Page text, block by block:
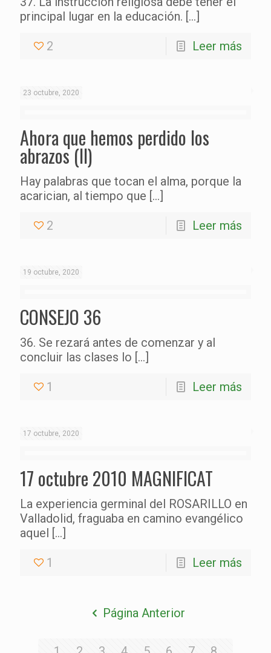
principal lugar en la educación. […]
2 Leer más
23 octubre, 2020
Ahora que hemos perdido los
abrazos (II)
Hay palabras que tocan el alma, porque la
acarician, al tiempo que […]
2 Leer más
19 octubre, 2020
CONSEJO 36
36. Se rezará antes de comenzar y al
concluir las clases lo […]
1 Leer más
17 octubre, 2020
17 octubre 2010 MAGNIFICAT
La experiencia germinal del ROSARILLO en
Valladolid, fraguaba en camino evangélico
aquel […]
1 Leer más
Página Anterior